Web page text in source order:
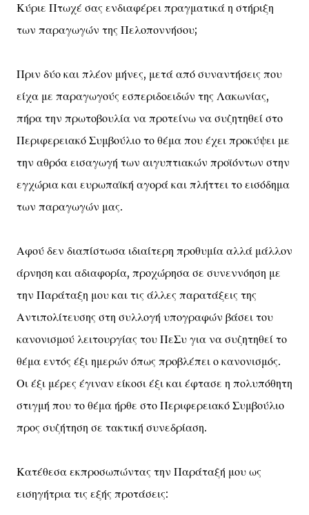
Κύριε Πτωχέ σας ενδιαφέρει πραγματικά η στήριξη
των παραγωγών της Πελοποννήσου;
Πριν δύο και πλέον μήνες, μετά από συναντήσεις που
είχα με παραγωγούς εσπεριδοειδών της Λακωνίας,
πήρα την πρωτοβουλία να προτείνω να συζητηθεί στο
Περιφερειακό Συμβούλιο το θέμα που έχει προκύψει με
την αθρόα εισαγωγή των αιγυπτιακών προϊόντων στην
εγχώρια και ευρωπαϊκή αγορά και πλήττει το εισόδημα
των παραγωγών μας.
Αφού δεν διαπίστωσα ιδιαίτερη προθυμία αλλά μάλλον
άρνηση και αδιαφορία, προχώρησα σε συνεννόηση με
την Παράταξη μου και τις άλλες παρατάξεις της
Αντιπολίτευσης στη συλλογή υπογραφών βάσει του
κανονισμού λειτουργίας του ΠεΣυ για να συζητηθεί το
θέμα εντός έξι ημερών όπως προβλέπει ο κανονισμός.
Οι έξι μέρες έγιναν είκοσι έξι και έφτασε η πολυπόθητη
στιγμή που το θέμα ήρθε στο Περιφερειακό Συμβούλιο
προς συζήτηση σε τακτική συνεδρίαση.
Κατέθεσα εκπροσωπώντας την Παράταξή μου ως
εισηγήτρια τις εξής προτάσεις: